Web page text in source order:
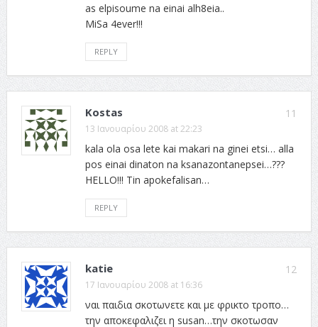
as elpisoume na einai alh8eia..
MiSa 4ever!!!
REPLY
11
Kostas
13 Ιανουαρίου 2008 at 22:23
kala ola osa lete kai makari na ginei etsi… alla
pos einai dinaton na ksanazontanepsei…???
HELLO!!! Tin apokefalisan…
REPLY
12
katie
17 Ιανουαρίου 2008 at 16:36
ναι παιδια σκοτωνετε και με φρικτο τροπο…
την αποκεφαλιζει η susan…την σκοτωσαν